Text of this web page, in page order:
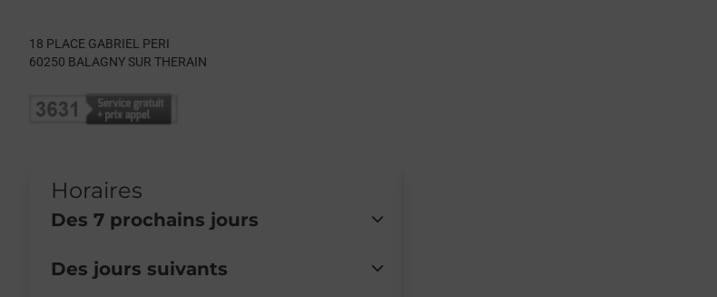
18 PLACE GABRIEL PERI
60250 BALAGNY SUR THERAIN
Horaires
Des 7 prochains jours
Lundi
Fermé
Des jours suivants